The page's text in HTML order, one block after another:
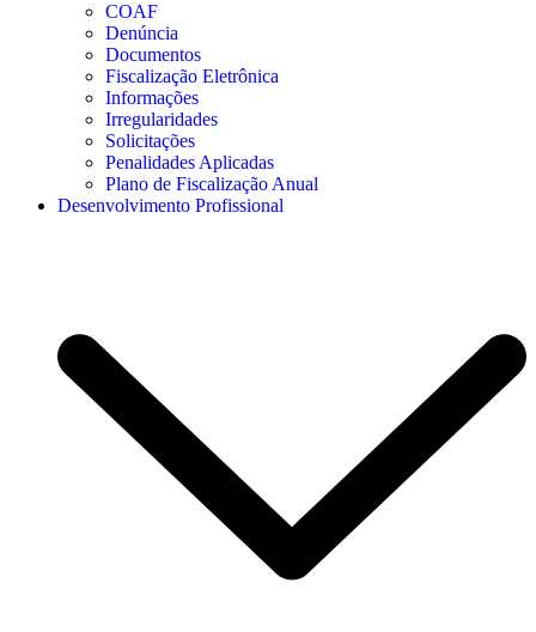
COAF
Denúncia
Documentos
Fiscalização Eletrônica
Informações
Irregularidades
Solicitações
Penalidades Aplicadas
Plano de Fiscalização Anual
Desenvolvimento Profissional